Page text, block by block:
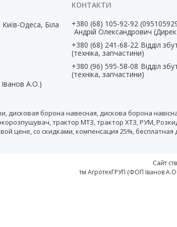
Одеса, Біла
А.О.)
+380 (68) 105-92-92
Андрій Олександрович
+380 (68) 241-68-22 Відділ
(техніка, запчастини)
+380 (96) 595-58-08 Відділ
(техніка, запчастини)
дисковая борона навесная, дискова борона
трактор МТЗ, трактор ХТЗ, РУМ,
цене, со скидками, компенсация 25%, бесплатная
Сайт